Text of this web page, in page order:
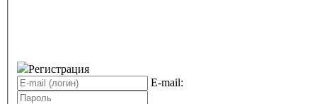
Регистрация
E-mail: